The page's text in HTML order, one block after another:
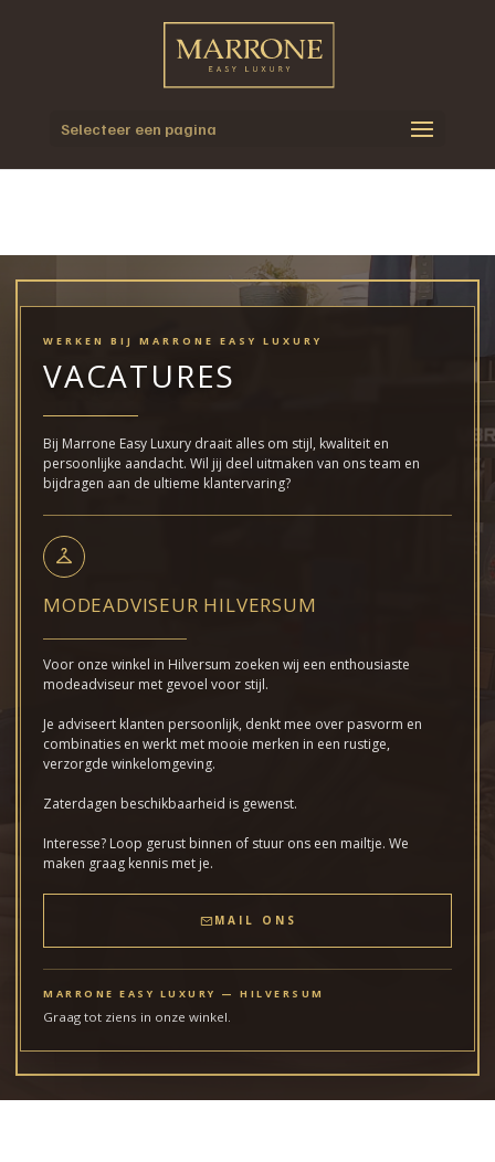
Selecteer een pagina
WERKEN BIJ MARRONE EASY LUXURY
VACATURES
Bij Marrone Easy Luxury draait alles om stijl, kwaliteit en
persoonlijke aandacht. Wil jij deel uitmaken van ons team en
bijdragen aan de ultieme klantervaring?
MODEADVISEUR HILVERSUM
Voor onze winkel in Hilversum zoeken wij een enthousiaste
modeadviseur met gevoel voor stijl.
Je adviseert klanten persoonlijk, denkt mee over pasvorm en
combinaties en werkt met mooie merken in een rustige,
verzorgde winkelomgeving.
Zaterdagen beschikbaarheid is gewenst.
Interesse? Loop gerust binnen of stuur ons een mailtje. We
maken graag kennis met je.
MAIL ONS
MARRONE EASY LUXURY — HILVERSUM
Graag tot ziens in onze winkel.